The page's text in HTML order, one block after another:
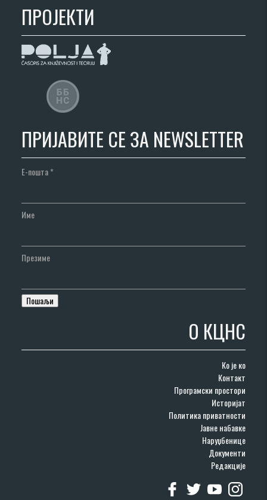
ПРОЈЕКТИ
ПРИЈАВИТЕ СЕ ЗА NEWSLETTER
Е-пошта*
Име
Презиме
О КЦНС
Ко је ко
Контакт
Програмски простори
Историјат
Политика приватности
Јавне набавке
Наруџбенице
Документи
Редакције